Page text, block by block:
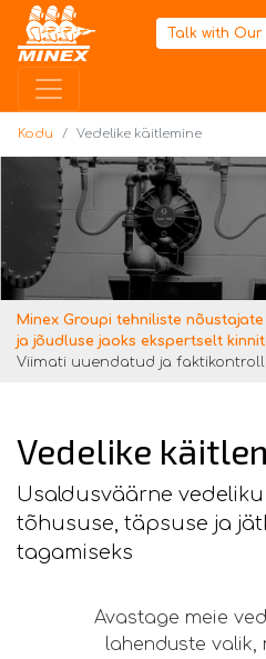
Talk with
Kodu Vedelike käitlemine
Vedelike
Usaldusväärne
tõhususe, täpsuse ja
tagamiseks
Minex Groupi tehniliste
ja jõudluse jaoks ekspertselt
Viimati uuendatud ja
Avastage meie
lahenduste valik,